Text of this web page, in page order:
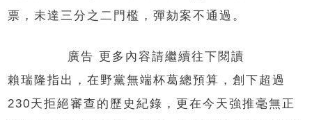
票，未達三分之二門檻，彈劾案不通過。
廣告 更多內容請繼續往下閱讀
賴瑞隆指出，在野黨無端杯葛總預算，創下超過
230天拒絕審查的歷史紀錄，更在今天強推毫無正